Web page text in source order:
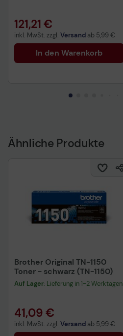
121,21 €
inkl. MwSt. zzgl. Versand ab 5,99 €
In den Warenkorb
Ähnliche Produkte
Brother Original TN-1150
Toner - schwarz (TN-1150)
Auf Lager: Lieferung in 1-2 Werktagen
41,09 €
inkl. MwSt. zzgl. Versand ab 5,99 €